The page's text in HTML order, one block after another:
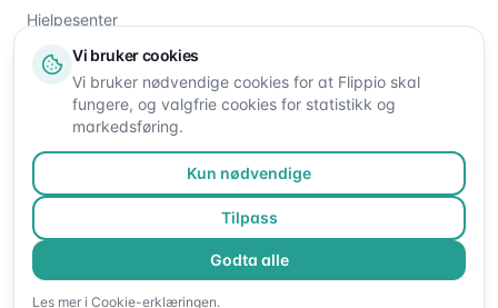
Hjelpesenter
Om oss
Kontakt oss
©2026Flippio. Alle rettigheter reservert.
Vi bruker cookies
Vi bruker nødvendige cookies for at Flippio skal
fungere, og valgfrie cookies for statistikk og
markedsføring.
Kun nødvendige
Tilpass
Godta alle
Les mer i Cookie-erklæringen.